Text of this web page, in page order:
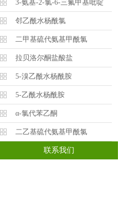
3-氨基-2-氯-6-三氟甲基吡啶
邻乙酰水杨酰氯
二甲基硫代氨基甲酰氯
拉贝洛尔酮盐酸盐
5-溴乙酰水杨酰胺
5-乙酰水杨酰胺
α-氯代苯乙酮
二乙基硫代氨基甲酰氯
联系我们